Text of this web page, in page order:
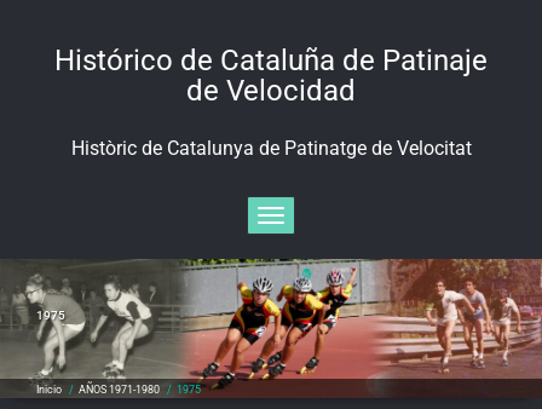
contenidoHistórico de Cataluña de Patinaje
de Velocidad
Històric de Catalunya de Patinatge de Velocitat
Alternar navegación
1975
Inicio / AÑOS 1971-1980 / 1975